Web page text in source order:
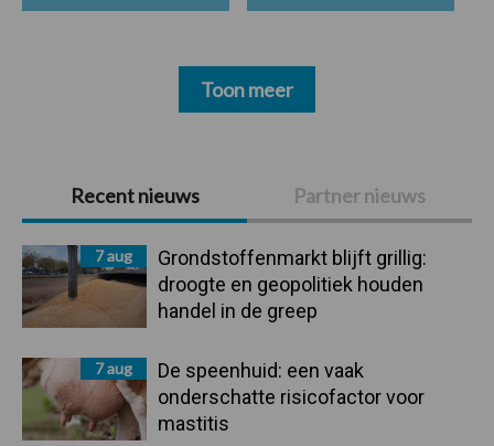
Primaire
Sidebar
Recent nieuws Partner nieuws
7 aug
Grondstoffenmarkt blijft grillig:
droogte en geopolitiek houden
handel in de greep
7 aug
De speenhuid: een vaak
onderschatte risicofactor voor
mastitis
Toon meer